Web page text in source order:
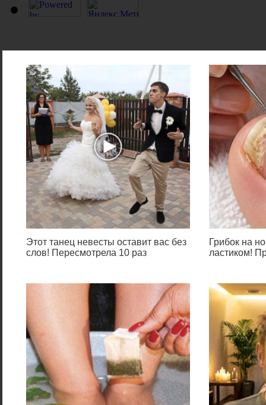
Этот танец невесты оставит вас без
слов! Пересмотрела 10 раз
Грибок на
ластиком!